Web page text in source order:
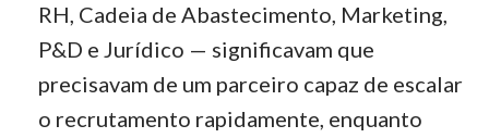
RH, Cadeia de Abastecimento, Marketing,
P&D e Jurídico — significavam que
precisavam de um parceiro capaz de escalar
o recrutamento rapidamente, enquanto